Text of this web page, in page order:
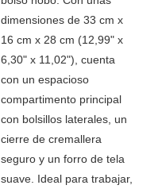
dimensiones de 33 cm x
16 cm x 28 cm (12,99" x
6,30" x 11,02"), cuenta
con un espacioso
compartimento principal
con bolsillos laterales, un
cierre de cremallera
seguro y un forro de tela
suave. Ideal para trabajar,